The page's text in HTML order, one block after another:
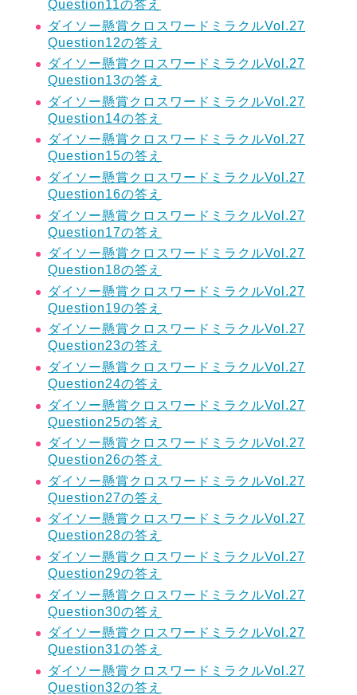
Question11の答え
ダイソー懸賞クロスワードミラクルVol.27
Question12の答え
ダイソー懸賞クロスワードミラクルVol.27
Question13の答え
ダイソー懸賞クロスワードミラクルVol.27
Question14の答え
ダイソー懸賞クロスワードミラクルVol.27
Question15の答え
ダイソー懸賞クロスワードミラクルVol.27
Question16の答え
ダイソー懸賞クロスワードミラクルVol.27
Question17の答え
ダイソー懸賞クロスワードミラクルVol.27
Question18の答え
ダイソー懸賞クロスワードミラクルVol.27
Question19の答え
ダイソー懸賞クロスワードミラクルVol.27
Question23の答え
ダイソー懸賞クロスワードミラクルVol.27
Question24の答え
ダイソー懸賞クロスワードミラクルVol.27
Question25の答え
ダイソー懸賞クロスワードミラクルVol.27
Question26の答え
ダイソー懸賞クロスワードミラクルVol.27
Question27の答え
ダイソー懸賞クロスワードミラクルVol.27
Question28の答え
ダイソー懸賞クロスワードミラクルVol.27
Question29の答え
ダイソー懸賞クロスワードミラクルVol.27
Question30の答え
ダイソー懸賞クロスワードミラクルVol.27
Question31の答え
ダイソー懸賞クロスワードミラクルVol.27
Question32の答え